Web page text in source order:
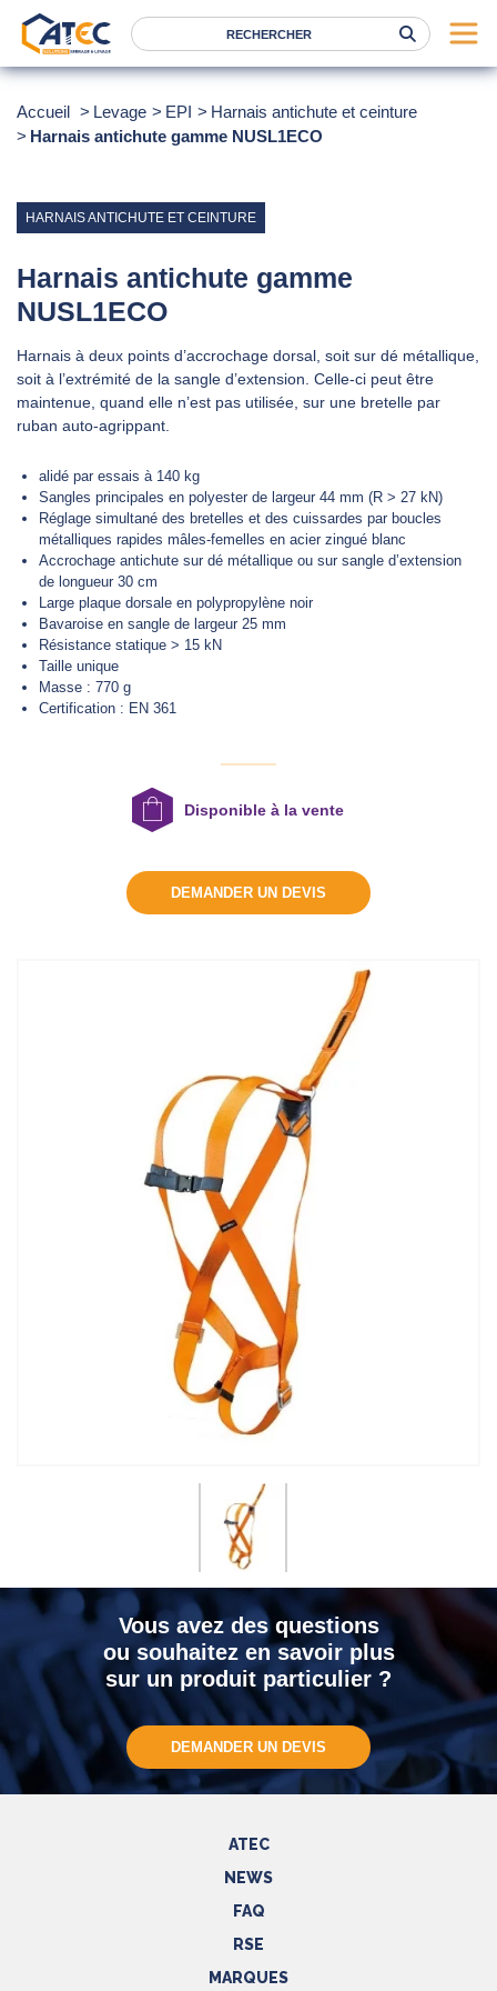
Levage
Marques
Nos agences
Atec
News
DEMANDER UN DEVIS
Accueil Levage EPI
Harnais antichute et ceinture
Harnais antichute gamme NUSL1ECO
HARNAIS ANTICHUTE ET CEINTURE
Harnais antichute gamme
NUSL1ECO
Harnais à deux points d’accrochage dorsal, soit sur dé métallique,
soit à l’extrémité de la sangle d’extension. Celle-ci peut être
maintenue, quand elle n’est pas utilisée, sur une bretelle par
ruban auto-agrippant.
alidé par essais à 140 kg
Sangles principales en polyester de largeur 44 mm (R > 27 kN)
Réglage simultané des bretelles et des cuissardes par boucles
métalliques rapides mâles-femelles en acier zingué blanc
Accrochage antichute sur dé métallique ou sur sangle d’extension
de longueur 30 cm
Large plaque dorsale en polypropylène noir
Bavaroise en sangle de largeur 25 mm
Résistance statique > 15 kN
Taille unique
Masse : 770 g
Certification : EN 361
Disponible à la vente
DEMANDER UN DEVIS
Vous avez des questions
ou souhaitez en savoir plus
sur un produit particulier ?
DEMANDER UN DEVIS
ATEC
NEWS
FAQ
RSE
MARQUES